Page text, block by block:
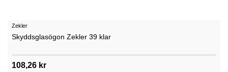
Zekler
Skyddsglasögon Zekler 39 klar
108,26 kr